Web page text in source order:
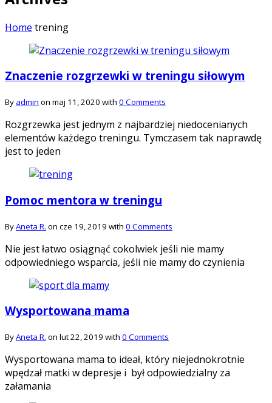
Home trening
Znaczenie rozgrzewki w treningu siłowym
By admin on maj 11, 2020 with 0 Comments
Rozgrzewka jest jednym z najbardziej niedocenianych
elementów każdego treningu. Tymczasem tak naprawdę
jest to jeden
Pomoc mentora w treningu
ByAneta R. on cze 19, 2019 with 0 Comments
Nie jest łatwo osiągnąć cokolwiek jeśli nie mamy
odpowiedniego wsparcia, jeśli nie mamy do czynienia
Wysportowana mama
ByAneta R. on lut 22, 2019 with 0 Comments
Wysportowana mama to ideał, który niejednokrotnie
wpędzał matki w depresje i był odpowiedzialny za
załamania